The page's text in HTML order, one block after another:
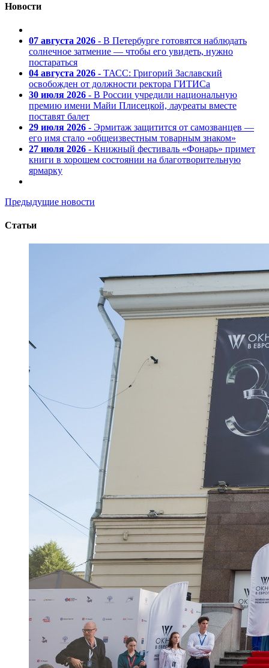
Новости
07 августа 2026 - В Петербурге готовятся наблюдать
солнечное затмение — чтобы его увидеть, нужно
постараться
04 августа 2026 - ТАСС: Григорий Заславский
освобожден от должности ректора ГИТИСа
30 июля 2026 - В России учредили национальную
премию имени Майи Плисецкой, лауреаты вместе
поставят балет
29 июля 2026 - Эрмитаж защитится от самозванцев —
его имя стало «общеизвестным товарным знаком»
27 июля 2026 - Книжный фестиваль «Фонарь» примет
книги в хорошем состоянии на благотворительную
ярмарку
Предыдущие новости
Статьи